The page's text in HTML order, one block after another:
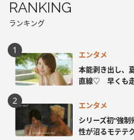
RANKING
ランキング
エンタメ
本能剥き出し、
直線♡ 早くも
エンタメ
シリーズ初“強
性が沼るモテテ